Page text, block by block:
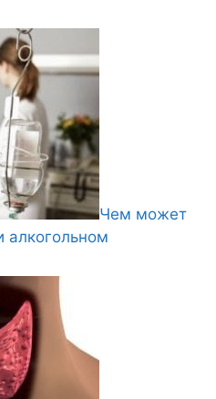
Чем может
алкогольном